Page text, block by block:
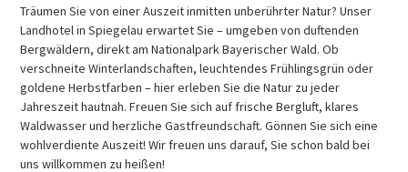
Träumen Sie von einer Auszeit inmitten unberührter Natur? Unser
Landhotel in Spiegelau erwartet Sie – umgeben von duftenden
Bergwäldern, direkt am Nationalpark Bayerischer Wald. Ob
verschneite Winterlandschaften, leuchtendes Frühlingsgrün oder
goldene Herbstfarben – hier erleben Sie die Natur zu jeder
Jahreszeit hautnah. Freuen Sie sich auf frische Bergluft, klares
Waldwasser und herzliche Gastfreundschaft. Gönnen Sie sich eine
wohlverdiente Auszeit! Wir freuen uns darauf, Sie schon bald bei
uns willkommen zu heißen!